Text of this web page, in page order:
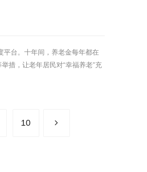
平台。十年间，养老金每年都在
措，让老年居民对“幸福养老”充
10